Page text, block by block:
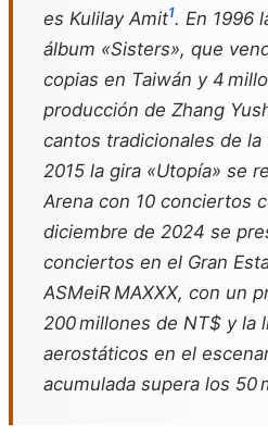
es Kulilay Amit1. En 1996
álbum «Sisters», que
copias en Taiwán y 4
producción de Zhang
cantos tradicionales de la
2015 la gira «Utopía» se
Arena con 10 conciertos
diciembre de 2024 se
conciertos en el Gran
ASMeiR MAXXX, con un
200 millones de NT$ y la
aerostáticos en el
acumulada supera los 50